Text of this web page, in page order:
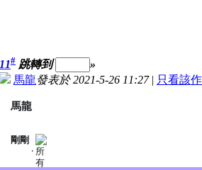
11# 跳轉到
»
馬龍發表於 2021-5-26 11:27| 只看該
馬龍
剛剛
·
分
享
對